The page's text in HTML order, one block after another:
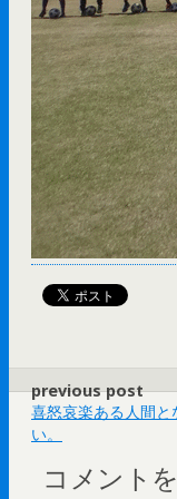
previous post
喜怒哀楽ある人間と
い。
コメント